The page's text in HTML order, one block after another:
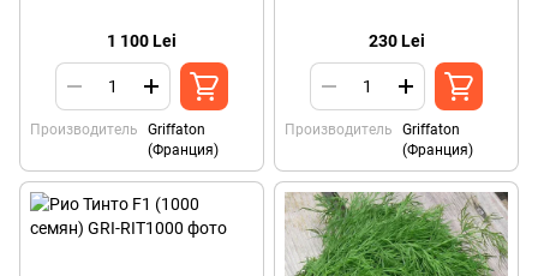
1 100 Lei
Производитель
Griffaton
(Франция)
230 Lei
Производитель
Griffaton
(Франция)